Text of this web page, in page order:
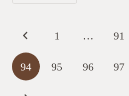
1 … 91
94 95 96 97